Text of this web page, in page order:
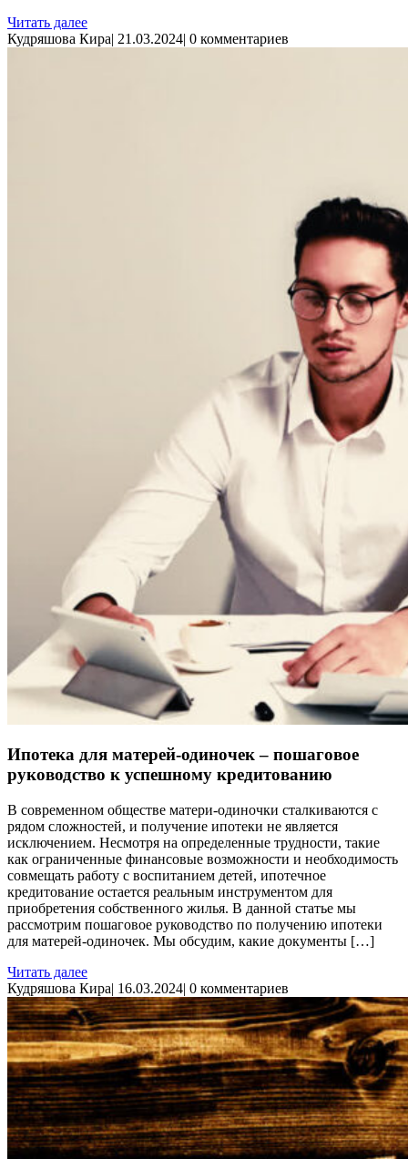
Читать далее
Кудряшова Кира| 21.03.2024| 0 комментариев
Ипотека для матерей-одиночек – пошаговое
руководство к успешному кредитованию
В современном обществе матери-одиночки сталкиваются с
рядом сложностей, и получение ипотеки не является
исключением. Несмотря на определенные трудности, такие
как ограниченные финансовые возможности и необходимость
совмещать работу с воспитанием детей, ипотечное
кредитование остается реальным инструментом для
приобретения собственного жилья. В данной статье мы
рассмотрим пошаговое руководство по получению ипотеки
для матерей-одиночек. Мы обсудим, какие документы […]
Читать далее
Кудряшова Кира| 16.03.2024| 0 комментариев